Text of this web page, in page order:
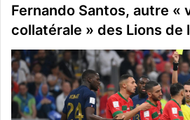
Fernando Santos, autre «
collatérale » des Lions de